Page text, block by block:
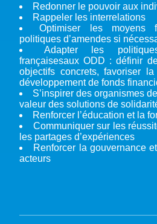
Redonner le pouvoir aux
Rappeler les interrelations
Optimiser les moyens
politiques d’amendes si
Adapter les
françaisesaux ODD : définir
objectifs concrets, favoriser
développement de fonds
S’inspirer des organismes
valeur des solutions de
Renforcer l’éducation et la
Communiquer sur les
les partages d’expériences
Renforcer la gouvernance
acteurs